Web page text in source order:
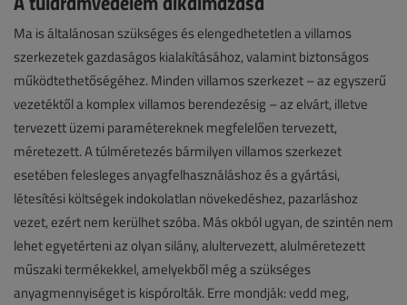
Ma is általánosan szükséges és elengedhetetlen a villamos
szerkezetek gazdaságos kialakításához, valamint biztonságos
működtethetőségéhez. Minden villamos szerkezet – az egyszerű
vezetéktől a komplex villamos berendezésig – az elvárt, illetve
tervezett üzemi paramétereknek megfelelően tervezett,
méretezett. A túlméretezés bármilyen villamos szerkezet
esetében felesleges anyagfelhasználáshoz és a gyártási,
létesítési költségek indokolatlan növekedéshez, pazarláshoz
vezet, ezért nem kerülhet szóba. Más okból ugyan, de szintén nem
lehet egyetérteni az olyan silány, alultervezett, alulméretezett
műszaki termékekkel, amelyekből még a szükséges
anyagmennyiséget is kispórolták. Erre mondják: vedd meg,